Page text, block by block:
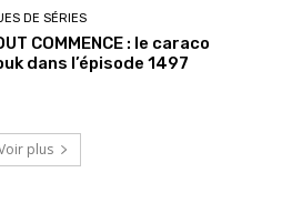
DE SÉRIES
COMMENCE : le caraco
dans l’épisode 1497
plus